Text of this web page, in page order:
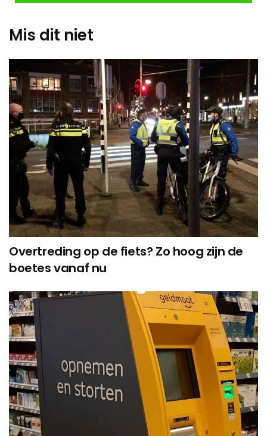
Mis dit niet
Overtreding op de fiets? Zo hoog zijn de
boetes vanaf nu